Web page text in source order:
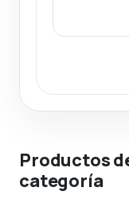
Productos
categoría